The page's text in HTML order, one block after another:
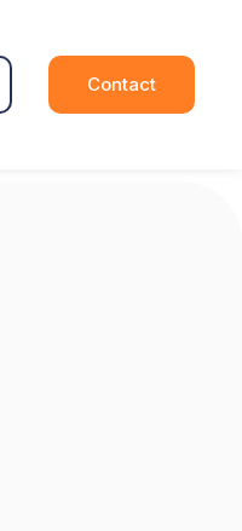
Contact